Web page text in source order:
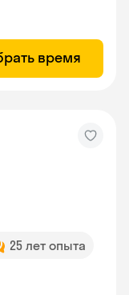
время
25 лет опыта